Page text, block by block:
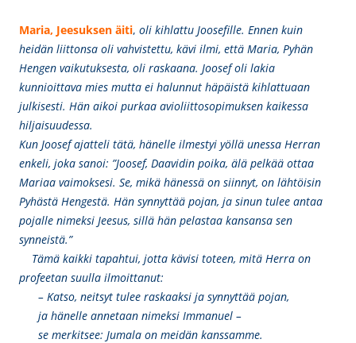
Maria, Jeesuksen äiti, oli kihlattu Joosefille. Ennen kuin
heidän liittonsa oli vahvistettu, kävi ilmi, että Maria, Pyhän
Hengen vaikutuksesta, oli raskaana. Joosef oli lakia
kunnioittava mies mutta ei halunnut häpäistä kihlattuaan
julkisesti. Hän aikoi purkaa avioliittosopimuksen kaikessa
hiljaisuudessa.
Kun Joosef ajatteli tätä, hänelle ilmestyi yöllä unessa Herran
enkeli, joka sanoi: ”Joosef, Daavidin poika, älä pelkää ottaa
Mariaa vaimoksesi. Se, mikä hänessä on siinnyt, on lähtöisin
Pyhästä Hengestä. Hän synnyttää pojan, ja sinun tulee antaa
pojalle nimeksi Jeesus, sillä hän pelastaa kansansa sen
synneistä.”
Tämä kaikki tapahtui, jotta kävisi toteen, mitä Herra on
profeetan suulla ilmoittanut:
– Katso, neitsyt tulee raskaaksi ja synnyttää pojan,
ja hänelle annetaan nimeksi Immanuel –
se merkitsee: Jumala on meidän kanssamme.